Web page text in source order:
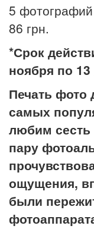
5
86 грн.
*Срок
ноября по
Печать
самых
любим сесть
пару
ощущения,
были